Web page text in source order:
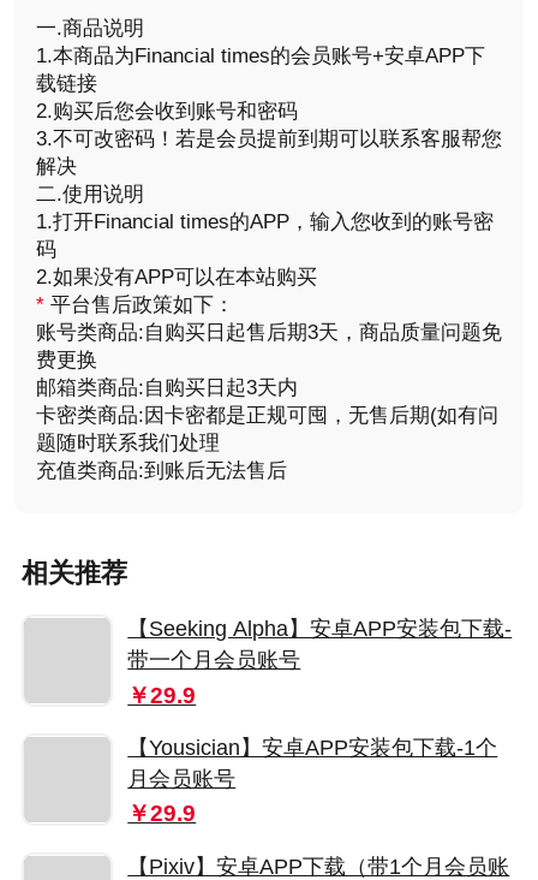
一.商品说明
1.本商品为Financial times的会员账号+安卓APP下
载链接
2.购买后您会收到账号和密码
3.不可改密码！若是会员提前到期可以联系客服帮您
解决
二.使用说明
1.打开Financial times的APP，输入您收到的账号密
码
2.如果没有APP可以在本站购买
*平台售后政策如下：
账号类商品:自购买日起售后期3天，商品质量问题免
费更换
邮箱类商品:自购买日起3天内
卡密类商品:因卡密都是正规可囤，无售后期(如有问
题随时联系我们处理
充值类商品:到账后无法售后
相关推荐
【Seeking Alpha】安卓APP安装包下载-
带一个月会员账号
￥29.9
【Yousician】安卓APP安装包下载-1个
月会员账号
￥29.9
【Pixiv】安卓APP下载（带1个月会员账